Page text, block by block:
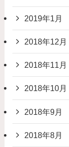
2019年1月
2018年12月
2018年11月
2018年10月
2018年9月
2018年8月